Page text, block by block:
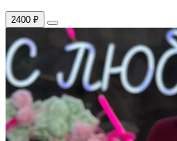
2400 ₽